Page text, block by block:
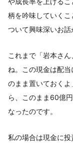
柄を吟味していく
ついて興味深いお話
これまで「岩本さ
ね。この現金は配
のまま置いておく
ら、このまま60億
なったのです。
私の場合は現金に